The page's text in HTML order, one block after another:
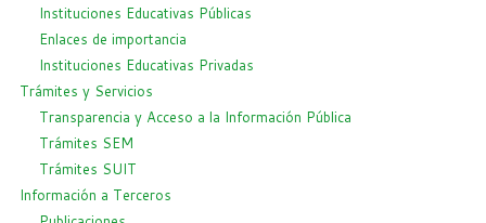
Instituciones Educativas Públicas
Enlaces de importancia
Instituciones Educativas Privadas
Trámites y Servicios
Transparencia y Acceso a la Información Pública
Trámites SEM
Trámites SUIT
Información a Terceros